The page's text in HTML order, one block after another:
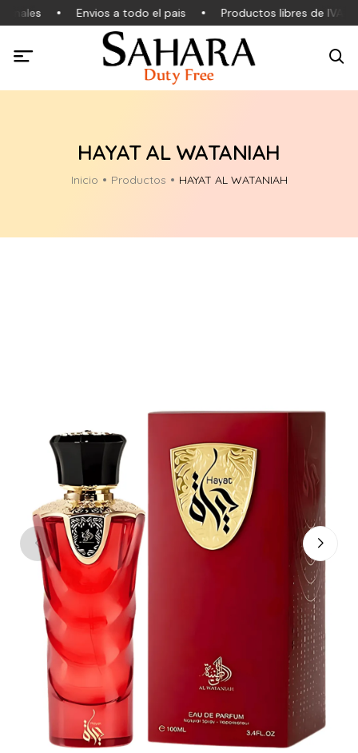
Envios a todo el pais Productos libres de IVA
HAYAT AL WATANIAH
Inicio Productos HAYAT AL WATANIAH